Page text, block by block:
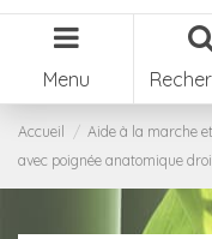
Menu
Accueil Aide à la marche
avec poignée anatomique